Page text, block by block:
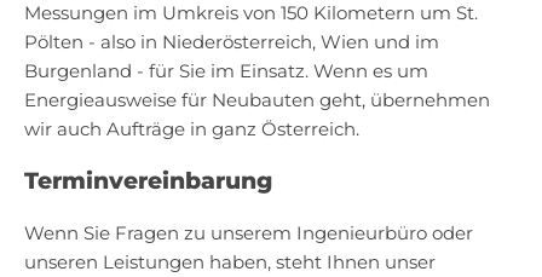
Messungen im Umkreis von 150 Kilometern um St.
Pölten - also in Niederösterreich, Wien und im
Burgenland - für Sie im Einsatz. Wenn es um
Energieausweise für Neubauten geht, übernehmen
wir auch Aufträge in ganz Österreich.
Terminvereinbarung
Wenn Sie Fragen zu unserem Ingenieurbüro oder
unseren Leistungen haben, steht Ihnen unser